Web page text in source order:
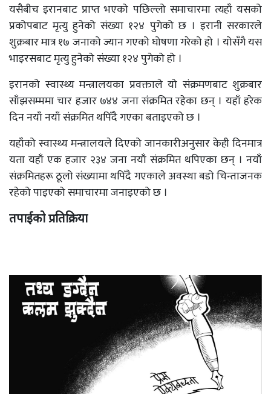
यसैबीच इरानबाट प्राप्त भएको पछिल्लो समाचारमा त्यहाँ यसको
प्रकोपबाट मृत्यु हुनेको संख्या १२४ पुगेको छ । इरानी सरकारले
शुक्रबार मात्र १७ जनाको ज्यान गएको घोषणा गरेको हो । योसँगै यस
भाइरसबाट मृत्यु हुनेको संख्या १२४ पुगेको हो ।
इरानको स्वास्थ्य मन्त्रालयका प्रवक्ताले यो संक्रमणबाट शुक्रबार
साँझसम्ममा चार हजार ७४४ जना संंक्रमित रहेका छन् । यहाँ हरेक
दिन नयाँ नयाँ संक्रमित थपिँदै गएका बताइएको छ ।
यहाँको स्वास्थ्य मन्त्रालयले दिएको जानकारीअनुसार केही दिनमात्र
यता यहाँ एक हजार २३४ जना नयाँ संक्रमित थपिएका छन् । नयाँ
संक्रमितहरू ठूलो संख्यामा थपिँदै गएकाले अवस्था बडो चिन्ताजनक
रहेको पाइएको समाचारमा जनाइएको छ ।
तपाईको प्रतिक्रिया